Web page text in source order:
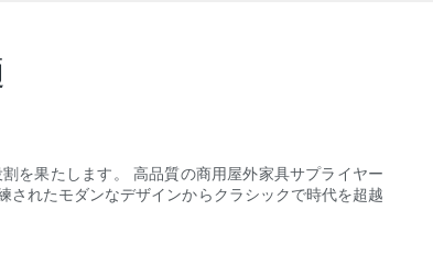
を果たします。 高品質の商用屋外家具サプライヤー
れたモダンなデザインからクラシックで時代を超越